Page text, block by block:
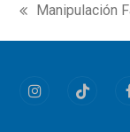
previous
post:
Manipulación
InstagramTiktok